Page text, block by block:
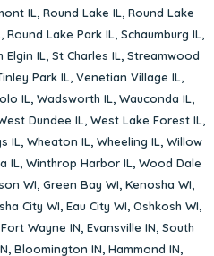
IL, Round Lake IL, Round Lake
, Round Lake Park IL, Schaumburg IL,
Elgin IL, St Charles IL, Streamwood
Park IL, Venetian Village IL,
IL, Wadsworth IL, Wauconda IL,
Dundee IL, West Lake Forest IL,
IL, Wheaton IL, Wheeling IL, Willow
IL, Winthrop Harbor IL, Wood Dale
WI, Green Bay WI, Kenosha WI,
City WI, Eau City WI, Oshkosh WI,
Fort Wayne IN, Evansville IN, South
, Bloomington IN, Hammond IN,